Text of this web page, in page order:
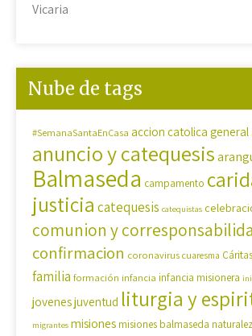
Vicaria
Nube de tags
#SemanaSantaEnCasa accion catolica general
anuncio y catequesis
Balmaseda campamento
justicia catequesis catequistas
comunion y
confirmacion coronavirus cuaresma Cáritas
familia formación infancia infancia misionera
jovenesjuventud liturgia y
migrantes misiones misiones balmaseda